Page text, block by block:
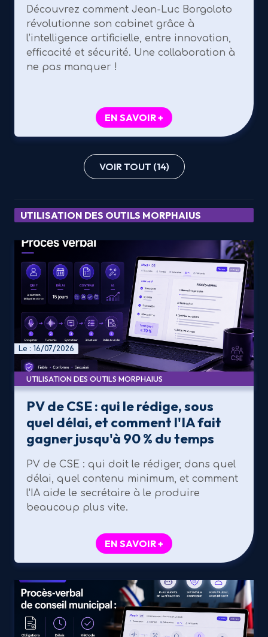
Découvrez comment Jean-Luc Borgoloto
révolutionne son cabinet grâce à
l’intelligence artificielle, entre innovation,
efficacité et sécurité. Une collaboration à
ne pas manquer !
EN SAVOIR +
VOIR TOUT (14)
UTILISATION DES OUTILS MORPHAIUS
Le : 16/07/2026
UTILISATION DES OUTILS MORPHAIUS
PV de CSE : qui le rédige, sous
quel délai, et comment l'IA fait
gagner jusqu'à 90 % du temps
PV de CSE : qui doit le rédiger, dans quel
délai, quel contenu minimum, et comment
l'IA aide le secrétaire à le produire
beaucoup plus vite.
EN SAVOIR +